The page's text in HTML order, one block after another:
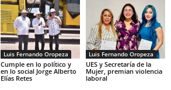
Luis Fernando Oropeza
Cumple en lo político y
en lo social Jorge Alberto
Elías Retes
Luis Fernando Oropeza
UES y Secretaría de la
Mujer, premian violencia
laboral